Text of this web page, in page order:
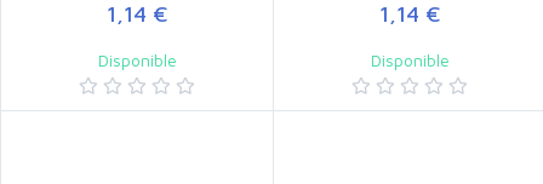
1,14 €
Disponible
1,14 €
Disponible